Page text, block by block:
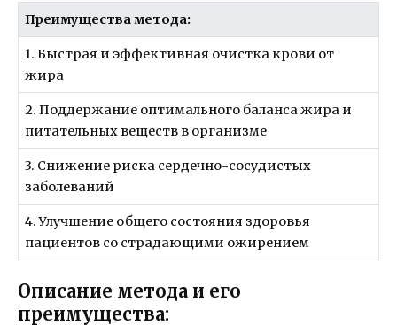
Преимущества метода:
1. Быстрая и эффективная очистка крови от
жира
2. Поддержание оптимального баланса жира и
питательных веществ в организме
3. Снижение риска сердечно-сосудистых
заболеваний
4. Улучшение общего состояния здоровья
пациентов со страдающими ожирением
Описание метода и его
преимущества: